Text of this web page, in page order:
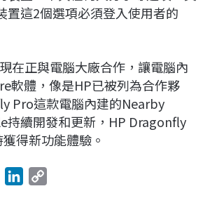
置這2個選項必須登入使用者的
在正與電腦大廠合作，讓電腦內
軟體，像是HP已被列為合作夥
Pro這款電腦內建的Nearby
持續開發和更新，HP Dragonfly
得新功能體驗。